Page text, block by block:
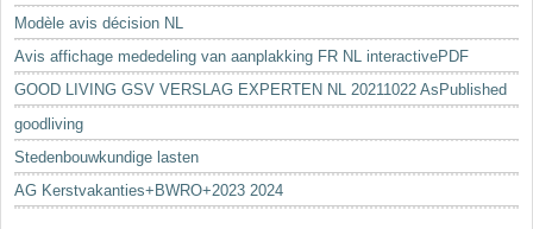
Modèle avis décision NL
Avis affichage mededeling van aanplakking FR NL interactivePDF
GOOD LIVING GSV VERSLAG EXPERTEN NL 20211022 AsPublished
goodliving
Stedenbouwkundige lasten
AG Kerstvakanties+BWRO+2023 2024